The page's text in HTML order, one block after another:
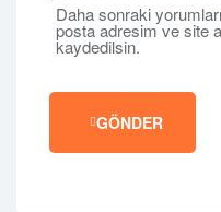
Daha sonraki
posta adresim ve site
kaydedilsin.
GÖNDER